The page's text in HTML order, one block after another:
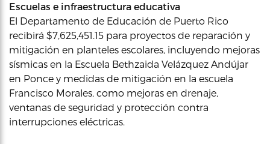
Escuelas e infraestructura educativa
El Departamento de Educación de Puerto Rico
recibirá $7,625,451.15 para proyectos de reparación y
mitigación en planteles escolares, incluyendo mejoras
sísmicas en la Escuela Bethzaida Velázquez Andújar
en Ponce y medidas de mitigación en la escuela
Francisco Morales, como mejoras en drenaje,
ventanas de seguridad y protección contra
interrupciones eléctricas.